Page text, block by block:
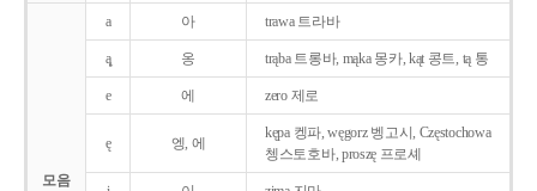
모음
a 아 trawa 트라바
ą̨ 옹 trąba 트롱바, mąka 몽카, kąt 콩트, tą 통
e 에 zero 제로
ę 엥, 에
kępa 켕파, węgorz 벵고시, Częstochowa
쳉스토호바, proszę 프로셰